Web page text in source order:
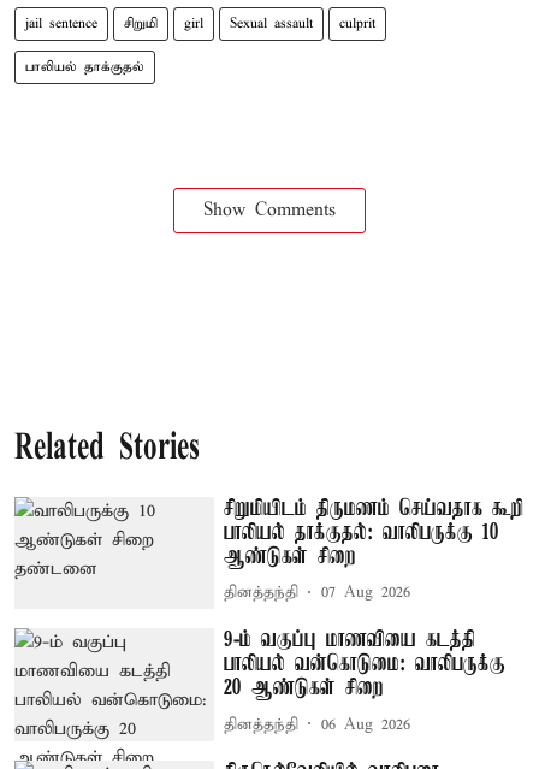
jail sentence சிறுமி girl Sexual assault culprit
பாலியல் தாக்குதல்
Show Comments
Related Stories
சிறுமியிடம் திருமணம் செய்வதாக கூறி
பாலியல் தாக்குதல்: வாலிபருக்கு 10
ஆண்டுகள் சிறை
தினத்தந்தி 07 Aug 2026
9-ம் வகுப்பு மாணவியை கடத்தி
பாலியல் வன்கொடுமை: வாலிபருக்கு
20 ஆண்டுகள் சிறை
தினத்தந்தி 06 Aug 2026